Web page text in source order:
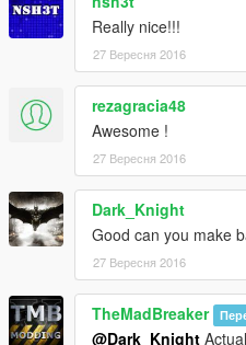
Really nice!!!
27 Вересня 2016
rezagracia48
Awesome !
27 Вересня 2016
Dark_Knight
Good can you make
27 Вересня 2016
TheMadBreaker
@Dark_Knight